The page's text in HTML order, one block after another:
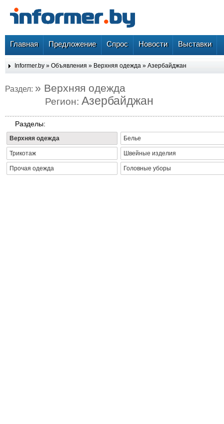
Главная Предложение Спрос Новости Выставки
Informer.by » Объявления » Верхняя одежда » Азербайджан
Раздел: » Верхняя одежда
Регион: Азербайджан
Разделы:
Верхняя одежда Белье
Трикотаж Швейные изделия
Прочая одежда Головные уборы